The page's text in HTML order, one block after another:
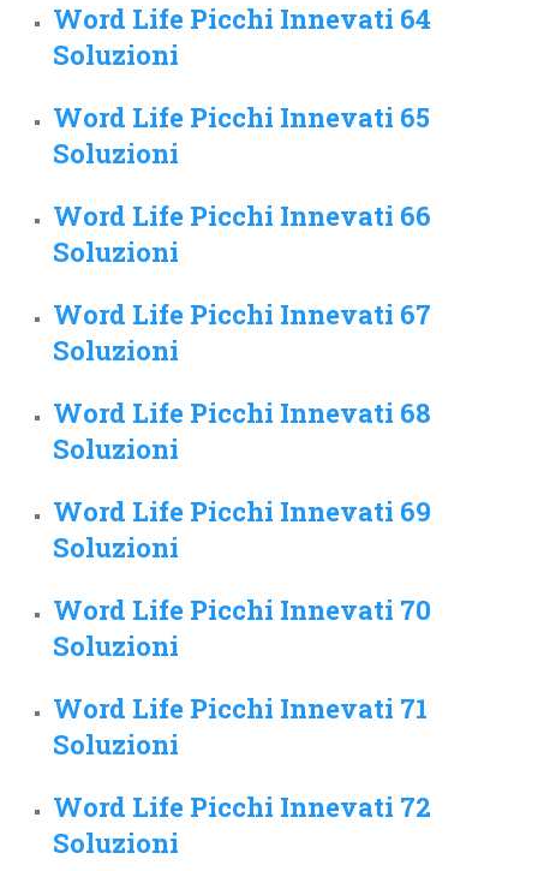
Word Life Picchi Innevati 64
Soluzioni
Word Life Picchi Innevati 65
Soluzioni
Word Life Picchi Innevati 66
Soluzioni
Word Life Picchi Innevati 67
Soluzioni
Word Life Picchi Innevati 68
Soluzioni
Word Life Picchi Innevati 69
Soluzioni
Word Life Picchi Innevati 70
Soluzioni
Word Life Picchi Innevati 71
Soluzioni
Word Life Picchi Innevati 72
Soluzioni